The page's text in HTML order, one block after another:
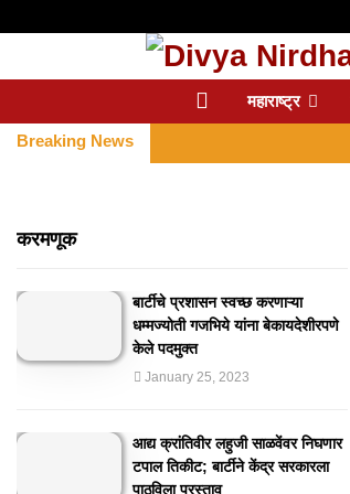
महाराष्ट्र
Breaking News
करमणूक
बार्टीचे प्रशासन स्वच्छ करणाऱ्या
धम्मज्योती गजभिये यांना बेकायदेशीरपणे
केले पदमुक्त
January 25, 2023
आद्य क्रांतिवीर लहुजी साळवेंवर निघणार
टपाल तिकीट; बार्टीने केंद्र सरकारला
पाठविला प्रस्ताव